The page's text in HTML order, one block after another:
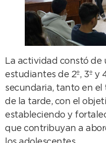
La actividad constó de
estudiantes de 2º, 3º y
secundaria, tanto en el
de la tarde, con el
estableciendo y
que contribuyan a